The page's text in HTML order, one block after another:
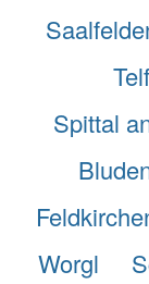
Spittal
Worgl